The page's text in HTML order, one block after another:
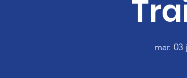
mar. 03